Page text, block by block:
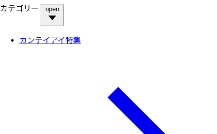
カテゴリー
open
カンテイアイ特集